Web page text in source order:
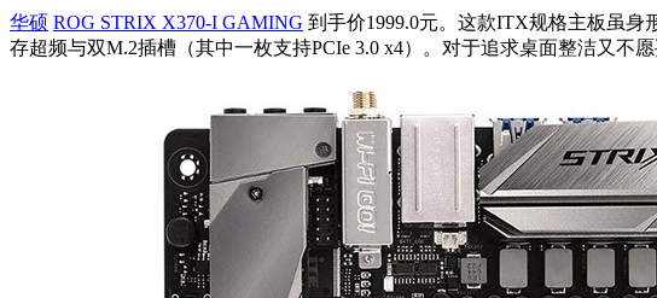
华硕 ROG STRIX X370-I GAMING 到手价1999.0元。这款ITX规格主板虽身
存超频与双M.2插槽（其中一枚支持PCIe 3.0 x4）。对于追求桌面整洁又不